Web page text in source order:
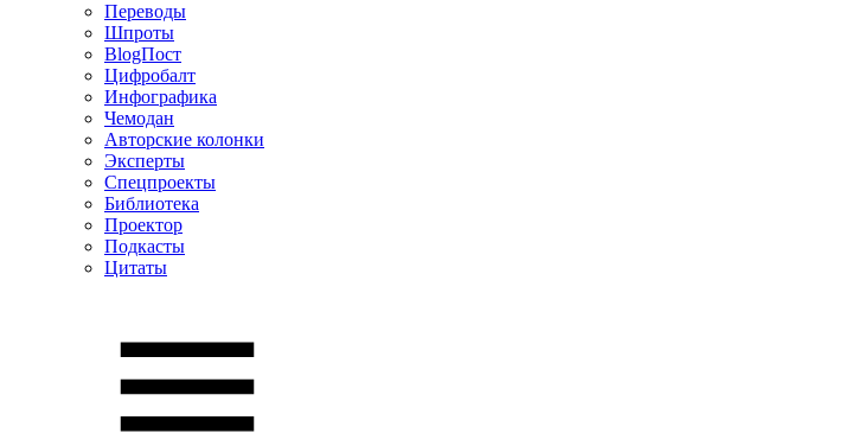
Переводы
Шпроты
BlogПост
Цифробалт
Инфографика
Чемодан
Авторские колонки
Эксперты
Спецпроекты
Библиотека
Проектор
Подкасты
Цитаты